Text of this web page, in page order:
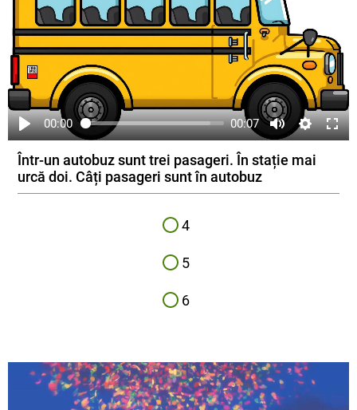
00:00 00:07
Într-un autobuz sunt trei pasageri. În stație mai
urcă doi. Câți pasageri sunt în autobuz
4
5
6